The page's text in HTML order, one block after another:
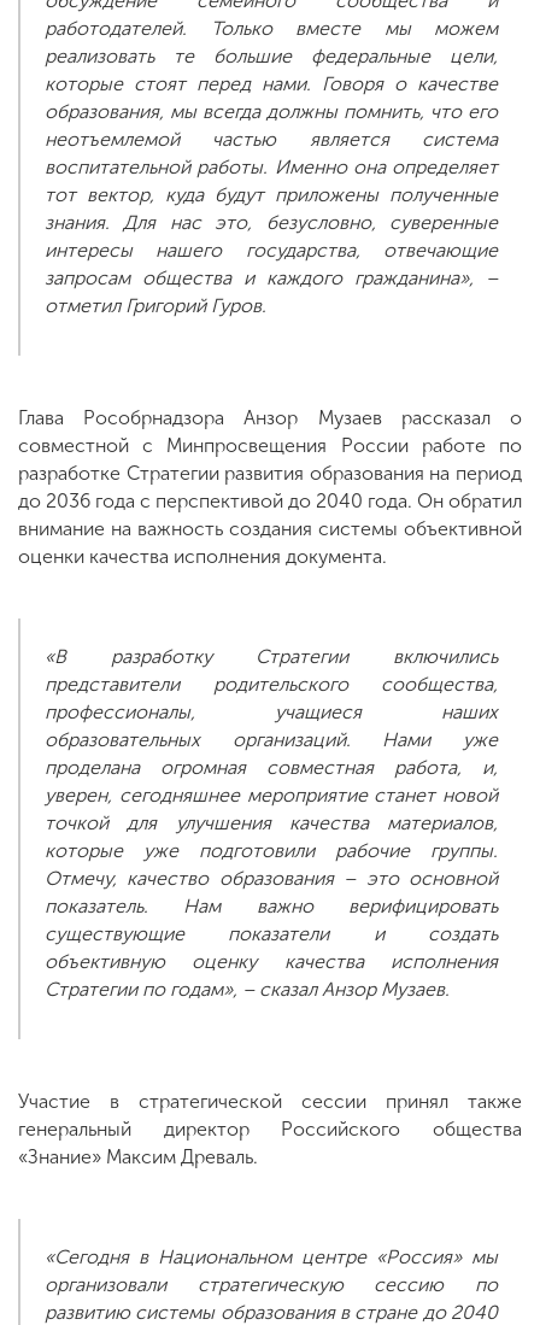
работодателей. Только вместе мы можем
реализовать те большие федеральные цели,
которые стоят перед нами. Говоря о качестве
образования, мы всегда должны помнить, что его
неотъемлемой частью является система
воспитательной работы. Именно она определяет
тот вектор, куда будут приложены полученные
знания. Для нас это, безусловно, суверенные
интересы нашего государства, отвечающие
запросам общества и каждого гражданина», –
отметил Григорий Гуров.
Глава Рособрнадзора Анзор Музаев рассказал о
совместной с Минпросвещения России работе по
разработке Стратегии развития образования на период
до 2036 года с перспективой до 2040 года. Он обратил
внимание на важность создания системы объективной
оценки качества исполнения документа.
«В разработку Стратегии включились
представители родительского сообщества,
профессионалы, учащиеся наших
образовательных организаций. Нами уже
проделана огромная совместная работа, и,
уверен, сегодняшнее мероприятие станет новой
точкой для улучшения качества материалов,
которые уже подготовили рабочие группы.
Отмечу, качество образования – это основной
показатель. Нам важно верифицировать
существующие показатели и создать
объективную оценку качества исполнения
Стратегии по годам», – сказал Анзор Музаев.
Участие в стратегической сессии принял также
генеральный директор Российского общества
«Знание» Максим Древаль.
«Сегодня в Национальном центре «Россия» мы
организовали стратегическую сессию по
развитию системы образования в стране до 2040